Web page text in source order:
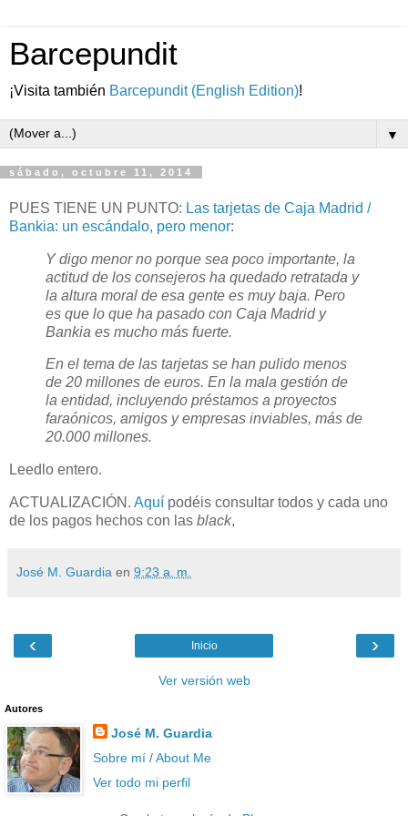
Barcepundit
¡Visita también Barcepundit (English Edition)!
▼
sábado, octubre 11, 2014
PUES TIENE UN PUNTO: Las tarjetas de Caja Madrid /
Bankia: un escándalo, pero menor:
Y digo menor no porque sea poco importante, la
actitud de los consejeros ha quedado retratada y
la altura moral de esa gente es muy baja. Pero
es que lo que ha pasado con Caja Madrid y
Bankia es mucho más fuerte.
En el tema de las tarjetas se han pulido menos
de 20 millones de euros. En la mala gestión de
la entidad, incluyendo préstamos a proyectos
faraónicos, amigos y empresas inviables, más de
20.000 millones.
Leedlo entero.
ACTUALIZACIÓN. Aquí podéis consultar todos y cada uno
de los pagos hechos con las black,
José M. Guardia en 9:23 a. m.
‹ ›
Inicio
Ver versión web
Autores
José M. Guardia
Sobre mí/About Me
Ver todo mi perfil